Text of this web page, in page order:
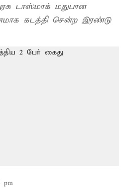
டாஸ்மாக் மதுபான
கடத்தி சென்ற இரண்டு
pm